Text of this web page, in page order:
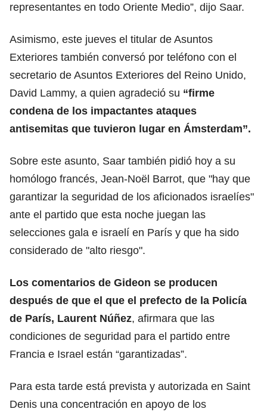
representantes en todo Oriente Medio”, dijo Saar.
Asimismo, este jueves el titular de Asuntos
Exteriores también conversó por teléfono con el
secretario de Asuntos Exteriores del Reino Unido,
David Lammy, a quien agradeció su “firme
condena de los impactantes ataques
antisemitas que tuvieron lugar en Ámsterdam”.
Sobre este asunto, Saar también pidió hoy a su
homólogo francés, Jean-Noël Barrot, que "hay que
garantizar la seguridad de los aficionados israelíes"
ante el partido que esta noche juegan las
selecciones gala e israelí en París y que ha sido
considerado de "alto riesgo".
Los comentarios de Gideon se producen
después de que el que el prefecto de la Policía
de París, Laurent Núñez, afirmara que las
condiciones de seguridad para el partido entre
Francia e Israel están “garantizadas”.
Para esta tarde está prevista y autorizada en Saint
Denis una concentración en apoyo de los